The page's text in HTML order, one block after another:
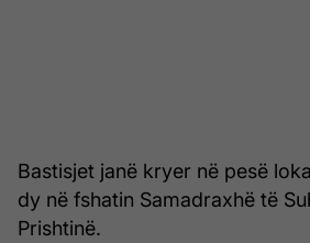
Bastisjet janë kryer në pesë
dy në fshatin Samadraxhë të
Prishtinë.